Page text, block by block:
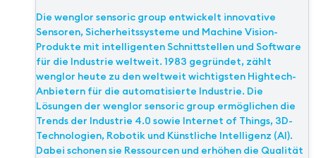
Die wenglor sensoric group entwickelt innovative
Sensoren, Sicherheitssysteme und Machine Vision-
Produkte mit intelligenten Schnittstellen und Software
für die Industrie weltweit. 1983 gegründet, zählt
wenglor heute zu den weltweit wichtigsten Hightech-
Anbietern für die automatisierte Industrie. Die
Lösungen der wenglor sensoric group ermöglichen die
Trends der Industrie 4.0 sowie Internet of Things, 3D-
Technologien, Robotik und Künstliche Intelligenz (AI).
Dabei schonen sie Ressourcen und erhöhen die Qualität